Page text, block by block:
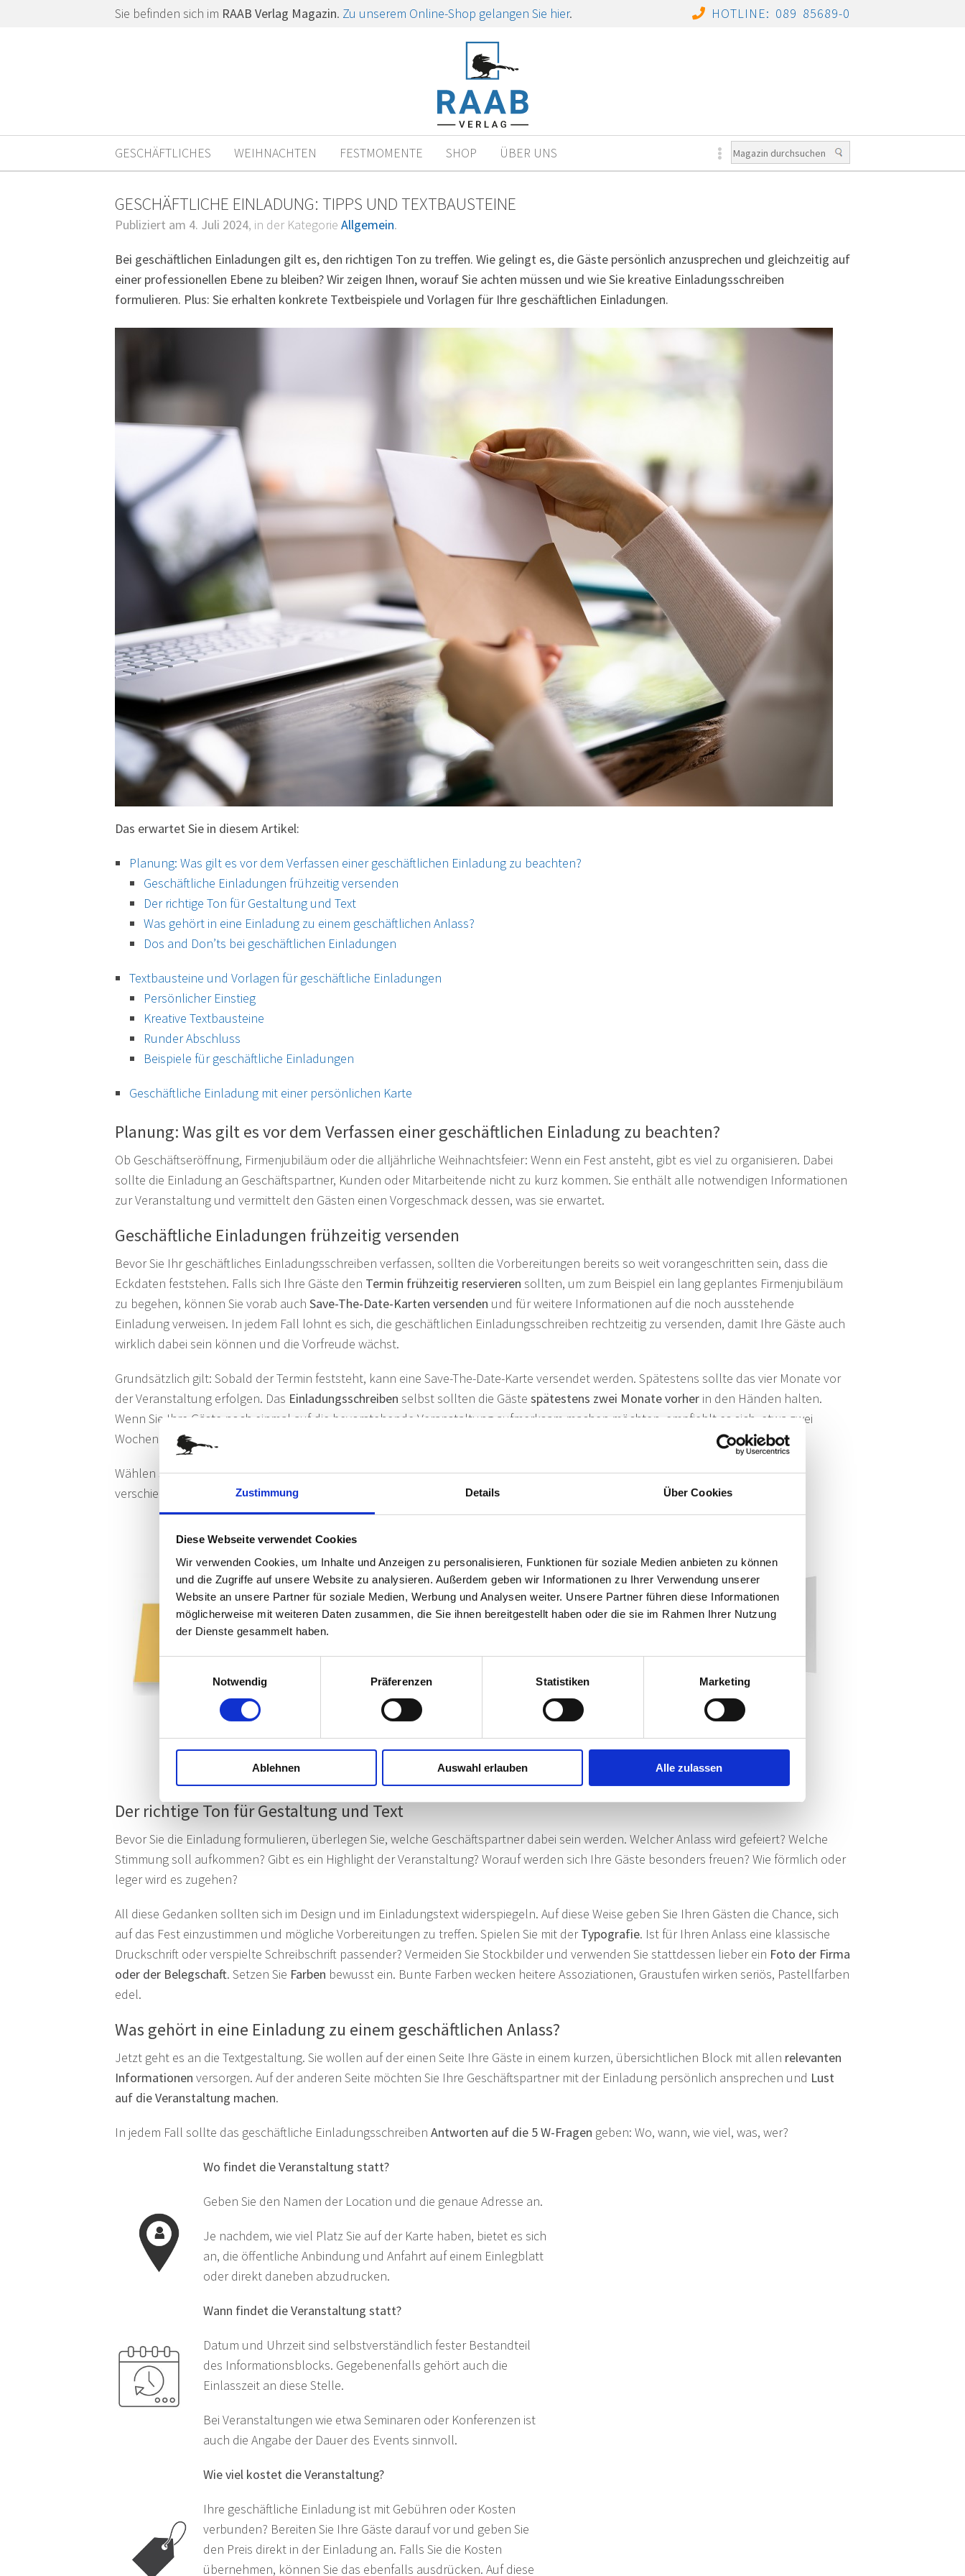
Zustimmung Details Über Cookies
Diese Webseite verwendet Cookies
Wir verwenden Cookies, um Inhalte und Anzeigen zu personalisieren, Funktionen für soziale Medien anbieten zu können
und die Zugriffe auf unsere Website zu analysieren. Außerdem geben wir Informationen zu Ihrer Verwendung unserer
Website an unsere Partner für soziale Medien, Werbung und Analysen weiter. Unsere Partner führen diese Informationen
möglicherweise mit weiteren Daten zusammen, die Sie ihnen bereitgestellt haben oder die sie im Rahmen Ihrer Nutzung
der Dienste gesammelt haben.
Notwendig
Präferenzen Statistiken Marketing
Ablehnen Auswahl erlauben Alle zulassen
Sie befinden sich im RAAB Verlag Magazin. Zu unserem Online-Shop gelangen Sie hier. HOTLINE: 089 85689-0
GESCHÄFTLICHES WEIHNACHTEN FESTMOMENTE SHOP ÜBER UNS
GESCHÄFTLICHE EINLADUNG: TIPPS UND TEXTBAUSTEINE
Publiziert am 4. Juli 2024, in der Kategorie Allgemein.
Bei geschäftlichen Einladungen gilt es, den richtigen Ton zu treffen. Wie gelingt es, die Gäste persönlich anzusprechen und gleichzeitig auf
einer professionellen Ebene zu bleiben? Wir zeigen Ihnen, worauf Sie achten müssen und wie Sie kreative Einladungsschreiben
formulieren. Plus: Sie erhalten konkrete Textbeispiele und Vorlagen für Ihre geschäftlichen Einladungen.
Das erwartet Sie in diesem Artikel:
Planung: Was gilt es vor dem Verfassen einer geschäftlichen Einladung zu beachten?
Geschäftliche Einladungen frühzeitig versenden
Der richtige Ton für Gestaltung und Text
Was gehört in eine Einladung zu einem geschäftlichen Anlass?
Dos and Don’ts bei geschäftlichen Einladungen
Textbausteine und Vorlagen für geschäftliche Einladungen
Persönlicher Einstieg
Kreative Textbausteine
Runder Abschluss
Beispiele für geschäftliche Einladungen
Geschäftliche Einladung mit einer persönlichen Karte
Planung: Was gilt es vor dem Verfassen einer geschäftlichen Einladung zu beachten?
Ob Geschäftseröffnung, Firmenjubiläum oder die alljährliche Weihnachtsfeier: Wenn ein Fest ansteht, gibt es viel zu organisieren. Dabei
sollte die Einladung an Geschäftspartner, Kunden oder Mitarbeitende nicht zu kurz kommen. Sie enthält alle notwendigen Informationen
zur Veranstaltung und vermittelt den Gästen einen Vorgeschmack dessen, was sie erwartet.
Geschäftliche Einladungen frühzeitig versenden
Bevor Sie Ihr geschäftliches Einladungsschreiben verfassen, sollten die Vorbereitungen bereits so weit vorangeschritten sein, dass die
Eckdaten feststehen. Falls sich Ihre Gäste den Termin frühzeitig reservieren sollten, um zum Beispiel ein lang geplantes Firmenjubiläum
zu begehen, können Sie vorab auch Save-The-Date-Karten versenden und für weitere Informationen auf die noch ausstehende
Einladung verweisen. In jedem Fall lohnt es sich, die geschäftlichen Einladungsschreiben rechtzeitig zu versenden, damit Ihre Gäste auch
wirklich dabei sein können und die Vorfreude wächst.
Grundsätzlich gilt: Sobald der Termin feststeht, kann eine Save-The-Date-Karte versendet werden. Spätestens sollte das vier Monate vor
der Veranstaltung erfolgen. Das Einladungsschreiben selbst sollten die Gäste spätestens zwei Monate vorher in den Händen halten.
Wenn Sie Ihre Gäste noch einmal auf die bevorstehende Veranstaltung aufmerksam machen möchten, empfiehlt es sich, etwa zwei
Wochen vor dem Event eine Erinnerung zu verschicken.
Wählen Sie für Ihr Firmen-Event ein einheitliches Design für Einladung, Tischkarten und Programm. UnsereBlankokartenin
verschiedenen Formaten können Sie mit dem Kartenkonfigurator individuell gestalten.
BLANKOKARTE GELB
Zur Karte >
Zur Karte >
Mehr Blankokarten entdecken >>
Der richtige Ton für Gestaltung und Text
Bevor Sie die Einladung formulieren, überlegen Sie, welche Geschäftspartner dabei sein werden. Welcher Anlass wird gefeiert? Welche
Stimmung soll aufkommen? Gibt es ein Highlight der Veranstaltung? Worauf werden sich Ihre Gäste besonders freuen? Wie förmlich oder
leger wird es zugehen?
All diese Gedanken sollten sich im Design und im Einladungstext widerspiegeln. Auf diese Weise geben Sie Ihren Gästen die Chance, sich
auf das Fest einzustimmen und mögliche Vorbereitungen zu treffen. Spielen Sie mit derTypografie. Ist für Ihren Anlass eine klassische
Druckschrift oder verspielte Schreibschrift passender? Vermeiden Sie Stockbilder und verwenden Sie stattdessen lieber ein Foto der Firma
oder der Belegschaft. Setzen Sie Farben bewusst ein. Bunte Farben wecken heitere Assoziationen, Graustufen wirken seriös, Pastellfarben
edel.
Was gehört in eine Einladung zu einem geschäftlichen Anlass?
Jetzt geht es an die Textgestaltung. Sie wollen auf der einen Seite Ihre Gäste in einem kurzen, übersichtlichen Block mit allen relevanten
Informationen versorgen. Auf der anderen Seite möchten Sie Ihre Geschäftspartner mit der Einladung persönlich ansprechen und Lust
auf die Veranstaltung machen.
In jedem Fall sollte das geschäftliche Einladungsschreiben Antworten auf die 5 W-Fragen geben: Wo, wann, wie viel, was, wer?
Wo findet die Veranstaltung statt?
Geben Sie den Namen der Location und die genaue Adresse an.
Je nachdem, wie viel Platz Sie auf der Karte haben, bietet es sich
an, die öffentliche Anbindung und Anfahrt auf einem Einlegblatt
oder direkt daneben abzudrucken.
Wann findet die Veranstaltung statt?
Datum und Uhrzeit sind selbstverständlich fester Bestandteil
des Informationsblocks. Gegebenenfalls gehört auch die
Einlasszeit an diese Stelle.
Bei Veranstaltungen wie etwa Seminaren oder Konferenzen ist
auch die Angabe der Dauer des Events sinnvoll.
Wie viel kostet die Veranstaltung?
Ihre geschäftliche Einladung ist mit Gebühren oder Kosten
verbunden? Bereiten Sie Ihre Gäste darauf vor und geben Sie
den Preis direkt in der Einladung an. Falls Sie die Kosten
übernehmen, können Sie das ebenfalls ausdrücken. Auf diese